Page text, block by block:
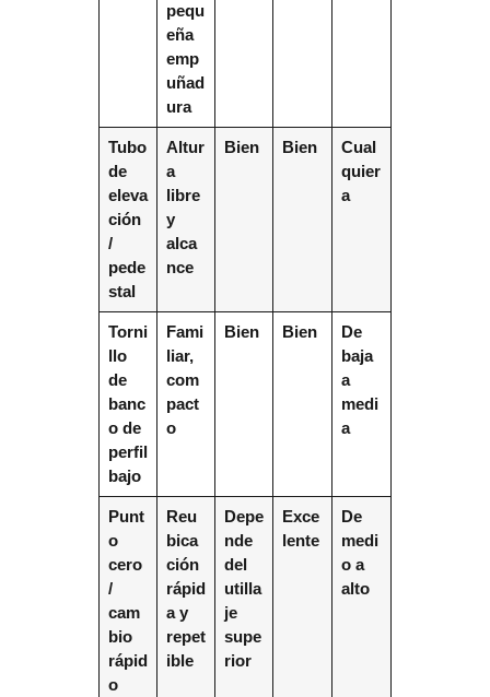
pequ
eña
emp
uñad
ura
Tubo
de
eleva
ción
/
pede
stal
Altur
a
libre
y
alca
nce
Bien Bien
Cual
quier
a
Torni
llo
de
banc
o de
perfil
bajo
Fami
liar,
com
pact
o
Bien Bien
De
baja
a
medi
a
Punt
o
cero
/
cam
bio
rápid
o
Reu
bica
ción
rápid
a y
repet
ible
Depe
nde
del
utilla
je
supe
rior
Exce
lente
De
medi
o a
alto